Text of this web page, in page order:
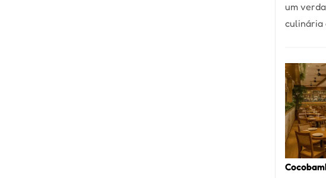
um
culinária